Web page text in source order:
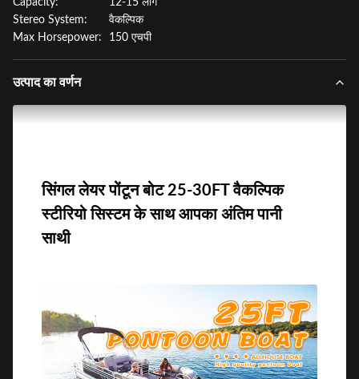
Capacity:
12-15 लोग
Stereo System:
वैकल्पिक
Max Horsepower:
150 एचपी
उत्पाद का वर्णन
सिंगल लेयर पोंटून बोट 25-30FT वैकल्पिक
स्टीरियो सिस्टम के साथ आपका अंतिम पानी
साथी